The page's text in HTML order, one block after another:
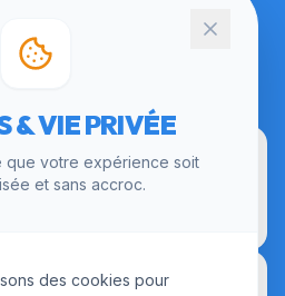
& VIE PRIVÉE
que votre expérience soit
et sans accroc.
des cookies pour